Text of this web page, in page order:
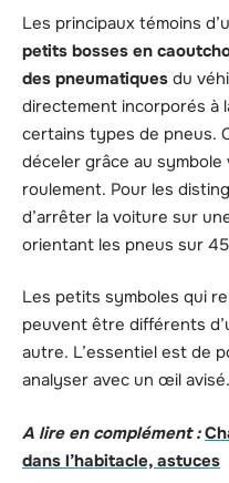
Les principaux témoins
petits bosses en
des pneumatiques du
directement incorporés à
certains types de pneus.
déceler grâce au symbole
roulement. Pour les
d’arrêter la voiture sur
orientant les pneus sur
Les petits symboles qui
peuvent être différents
autre. L’essentiel est de
analyser avec un œil avisé.
A lire en complément :
dans l’habitacle, astuces